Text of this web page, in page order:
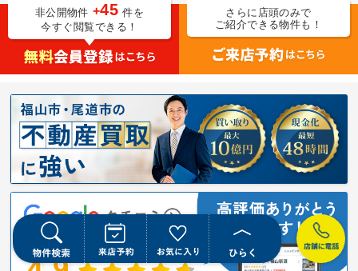
非公開物件 +45 件を
今すぐ閲覧できる！
さらに店頭のみで
ご紹介できる物件も！